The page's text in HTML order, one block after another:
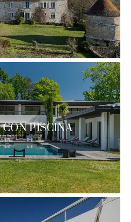
CON PISCINA